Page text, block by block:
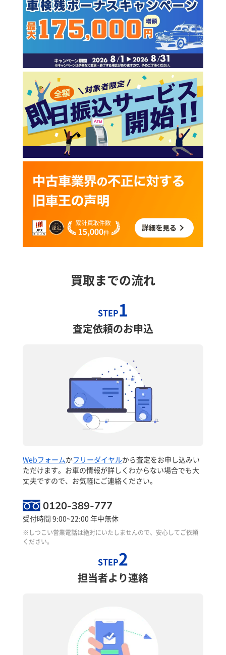
買取までの流れ
STEP1
査定依頼のお申込
Webフォームかフリーダイヤルから査定をお申し込みい
ただけます。お車の情報が詳しくわからない場合でも大
丈夫ですので、お気軽にご連絡ください。
0120-389-777
受付時間 9:00~22:00 年中無休
※しつこい営業電話は絶対にいたしませんので、安心してご依頼
ください。
STEP2
担当者より連絡